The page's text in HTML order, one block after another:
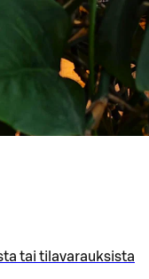
tai tilavarauksista